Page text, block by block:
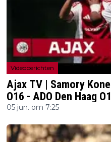
Videoberichten
Ajax TV | Samory
O16 - ADO Den Haag
05 jun. om 7:25